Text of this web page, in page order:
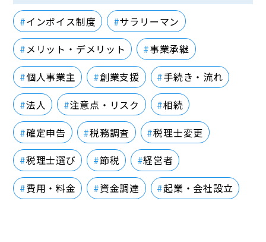
インボイス制度
サラリーマン
メリット・デメリット
事業承継
個人事業主
創業支援
手続き・流れ
法人
注意点・リスク
相続
確定申告
税務調査
税理士変更
税理士選び
節税
経営者
費用・料金
資金調達 起業・会社設立